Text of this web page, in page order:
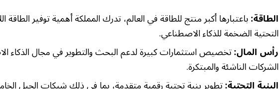
الطاقة:باعتبارها أكبر منتج للطاقة في العالم، تدرك المملكة أهمية توفير الطاقة
التحتية الضخمة للذكاء الاصطناعي.
رأس المال:تخصيص استثمارات كبيرة لدعم البحث والتطوير في مجال الذكاء
الشركات الناشئة والمبتكرة.